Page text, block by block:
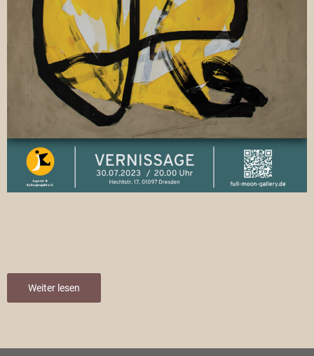
Weiter lesen